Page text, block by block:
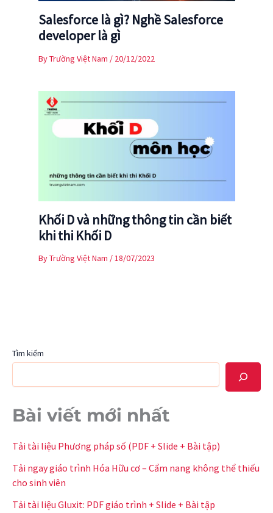
Salesforce là gì? Nghề Salesforce
developer là gì
ByTrường Việt Nam / 20/12/2022
Khối D và những thông tin cần biết
khi thi Khối D
ByTrường Việt Nam /18/07/2023
Tìm kiếm
Bài viết mới nhất
Tải tài liệu Phương pháp số (PDF + Slide + Bài tập)
Tải ngay giáo trình Hóa Hữu cơ – Cẩm nang không thể thiếu
cho sinh viên
Tải tài liệu Gluxit: PDF giáo trình + Slide + Bài tập